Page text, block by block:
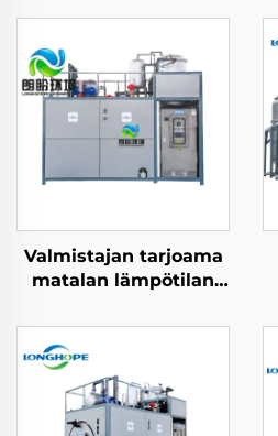
Valmistajan tarjoama
matalan lämpötilan
keskittäminen
hiekanmuodostuslaitteisto